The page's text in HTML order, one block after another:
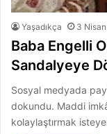
Yaşadıkça 3
Baba Engelli
Sandalyeye
Sosyal medyada
dokundu. Maddi
kolaylaştırmak